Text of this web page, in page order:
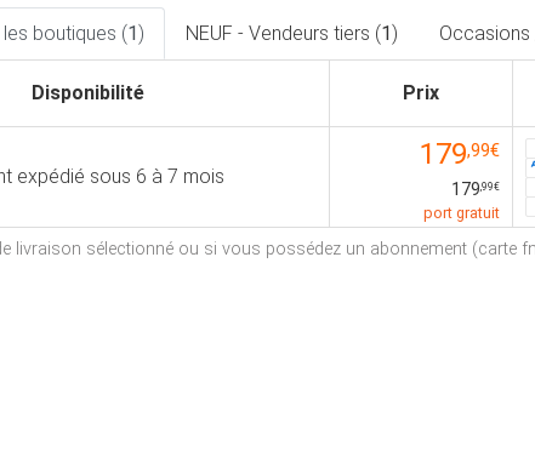
boutiques (1) NEUF - Vendeurs tiers (1)
Disponibilité Prix
expédié sous 6 à 7 mois
179,99€
179,99€
port gratuit
livraison sélectionné ou si vous possédez un abonnement (carte